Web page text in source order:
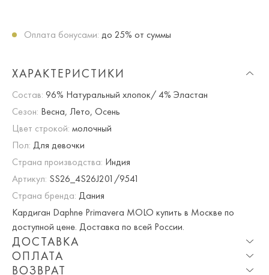
Оплата бонусами: до 25% от суммы
ХАРАКТЕРИСТИКИ
Состав: 96% Натуральный хлопок/ 4% Эластан
Сезон: Весна, Лето, Осень
Цвет строкой: молочный
Пол: Для девочки
Страна производства: Индия
Артикул: SS26_4S26J201/9541
Страна бренда: Дания
Кардиган Daphne Primavera MOLO купить в Москве по
доступной цене. Доставка по всей России.
ДОСТАВКА
Опция частичная доставка и примерка доступна для
ОПЛАТА
ВОЗВРАТ